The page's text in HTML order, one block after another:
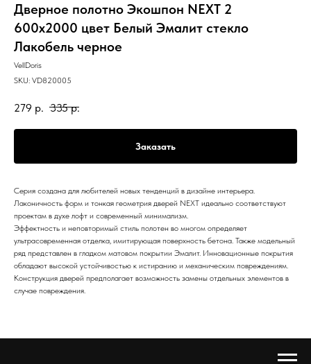
Дверное полотно Экошпон NEXT 2
600х2000 цвет Белый Эмалит стекло
Лакобель черное
VellDoris
SKU: VD820005
279 р. 335 р.
Заказать
Серия создана для любителей новых тенденций в дизайне интерьера.
Лаконичность форм и тонкая геометрия дверей NEXT идеально соответствуют
проектам в духе лофт и современный минимализм.
Эффектность и неповторимый стиль полотен во многом определяет
ультрасовременная отделка, имитирующая поверхность бетона. Также модельный
ряд представлен в гладком матовом покрытии Эмалит. Инновационные покрытия
обладают высокой устойчивостью к истиранию и механическим повреждениям.
Конструкция дверей предполагает возможность замены отдельных элементов в
случае повреждения.